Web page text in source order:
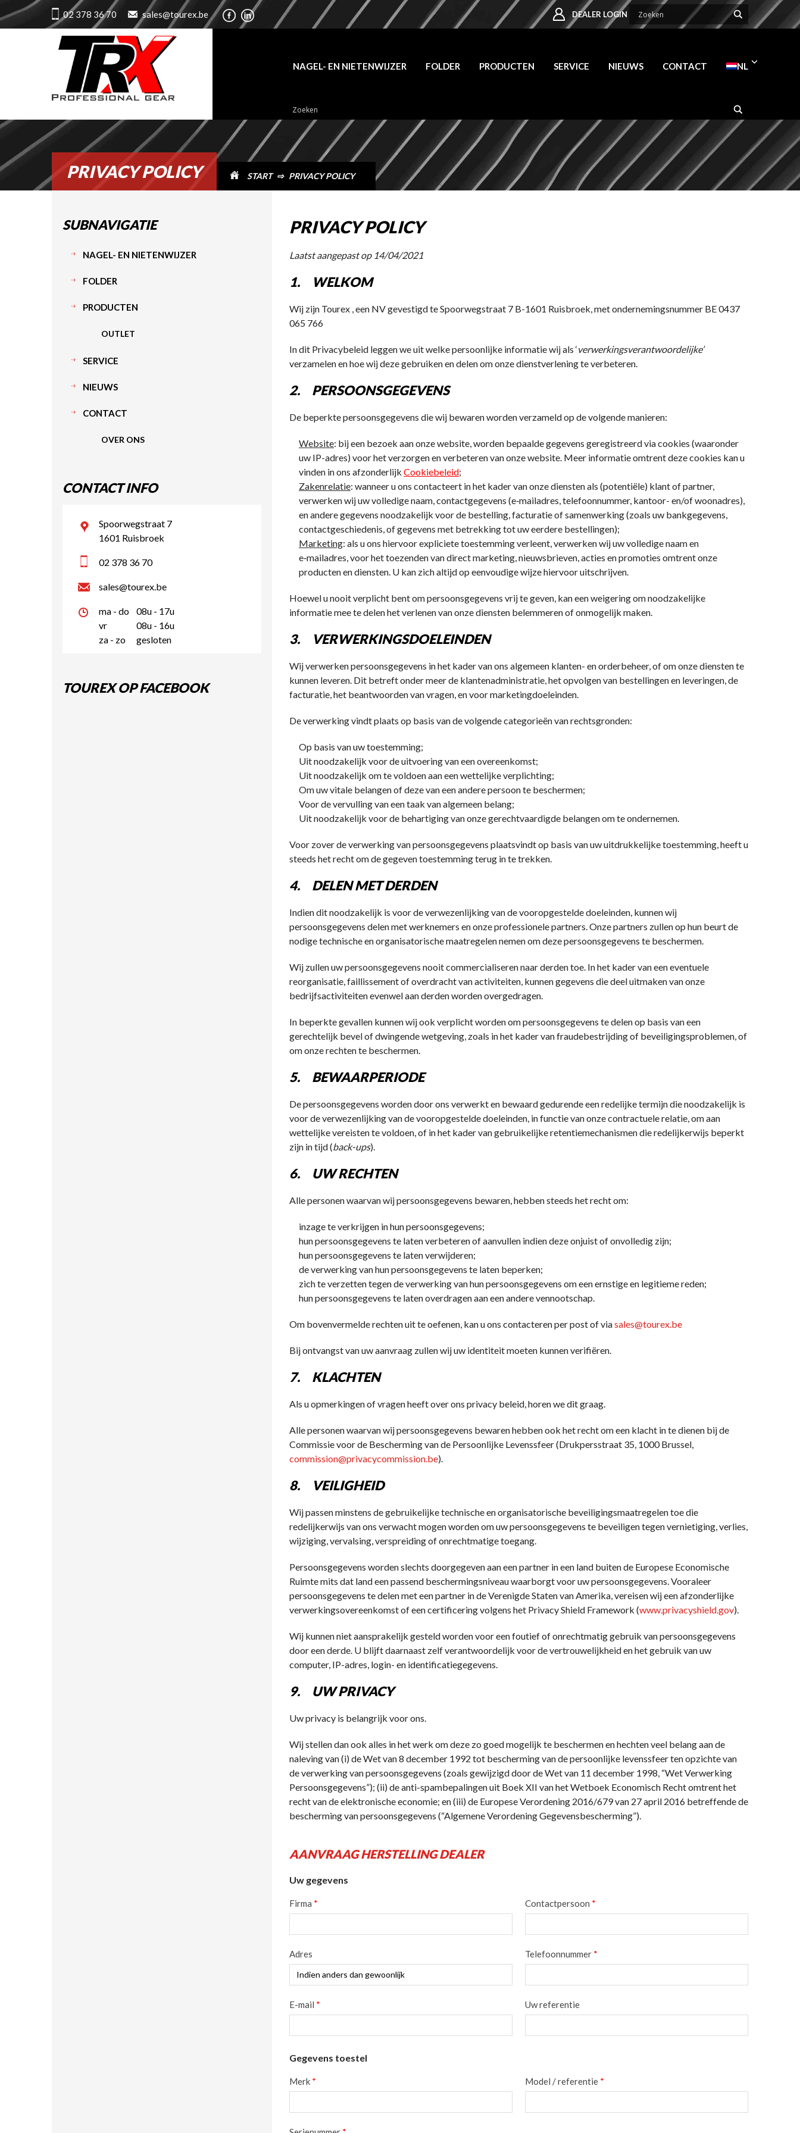
PRIVACY POLICY START ⇨ PRIVACY POLICY
02 378 36 70 sales@tourex.be DEALER LOGIN
NAGEL- EN NIETENWIJZER FOLDER PRODUCTEN SERVICE NIEUWS CONTACT NL
PRIVACY POLICY
Laatst aangepast op 14/04/2021
1. WELKOM
Wij zijn Tourex , een NV gevestigd teSpoorwegstraat 7 B-1601 Ruisbroek, met ondernemingsnummer BE 0437
065 766
In dit Privacybeleid leggen we uit welke persoonlijke informatie wij als ‘verwerkingsverantwoordelijke’
verzamelen en hoe wij deze gebruiken en delen om onze dienstverlening te verbeteren.
2. PERSOONSGEGEVENS
De beperkte persoonsgegevens die wij bewaren worden verzameld op de volgende manieren:
Website: bij een bezoek aan onze website, worden bepaalde gegevens geregistreerd via cookies (waaronder
uw IP-adres) voor het verzorgen en verbeteren van onze website. Meer informatie omtrent deze cookies kan u
vinden in ons afzonderlijk Cookiebeleid;
Zakenrelatie: wanneer u ons contacteert in het kader van onze diensten als (potentiële) klant of partner,
verwerken wij uw volledige naam, contactgegevens (e‑mailadres, telefoonnummer, kantoor- en/of woonadres),
en andere gegevens noodzakelijk voor de bestelling, facturatie of samenwerking (zoals uw bankgegevens,
contactgeschiedenis, of gegevens met betrekking tot uw eerdere bestellingen);
Marketing: als u ons hiervoor expliciete toestemming verleent, verwerken wij uw volledige naam en
e‑mailadres, voor het toezenden van direct marketing, nieuwsbrieven, acties en promoties omtrent onze
producten en diensten. U kan zich altijd op eenvoudige wijze hiervoor uitschrijven.
Hoewel u nooit verplicht bent om persoonsgegevens vrij te geven, kan een weigering om noodzakelijke
informatie mee te delen het verlenen van onze diensten belemmeren of onmogelijk maken.
3. VERWERKINGSDOELEINDEN
Wij verwerken persoonsgegevens in het kader van ons algemeen klanten- en orderbeheer, of om onze diensten te
kunnen leveren. Dit betreft onder meer de klantenadministratie, het opvolgen van bestellingen en leveringen, de
facturatie, het beantwoorden van vragen, en voor marketingdoeleinden.
De verwerking vindt plaats op basis van de volgende categorieën van rechtsgronden:
Op basis van uw toestemming;
Uit noodzakelijk voor de uitvoering van een overeenkomst;
Uit noodzakelijk om te voldoen aan een wettelijke verplichting;
Om uw vitale belangen of deze van een andere persoon te beschermen;
Voor de vervulling van een taak van algemeen belang;
Uit noodzakelijk voor de behartiging van onze gerechtvaardigde belangen om te ondernemen.
Voor zover de verwerking van persoonsgegevens plaatsvindt op basis van uw uitdrukkelijke toestemming, heeft u
steeds het recht om de gegeven toestemming terug in te trekken.
4. DELEN MET DERDEN
Indien dit noodzakelijk is voor de verwezenlijking van de vooropgestelde doeleinden, kunnen wij
persoonsgegevens delen met werknemers en onze professionele partners. Onze partners zullen op hun beurt de
nodige technische en organisatorische maatregelen nemen om deze persoonsgegevens te beschermen.
Wij zullen uw persoonsgegevens nooit commercialiseren naar derden toe. In het kader van een eventuele
reorganisatie, faillissement of overdracht van activiteiten, kunnen gegevens die deel uitmaken van onze
bedrijfsactiviteiten evenwel aan derden worden overgedragen.
In beperkte gevallen kunnen wij ook verplicht worden om persoonsgegevens te delen op basis van een
gerechtelijk bevel of dwingende wetgeving, zoals in het kader van fraudebestrijding of beveiligingsproblemen, of
om onze rechten te beschermen.
5. BEWAARPERIODE
De persoonsgegevens worden door ons verwerkt en bewaard gedurende een redelijke termijn die noodzakelijk is
voor de verwezenlijking van de vooropgestelde doeleinden, in functie van onze contractuele relatie, om aan
wettelijke vereisten te voldoen, of in het kader van gebruikelijke retentiemechanismen die redelijkerwijs beperkt
zijn in tijd (back-ups).
6. UW RECHTEN
Alle personen waarvan wij persoonsgegevens bewaren, hebben steeds het recht om:
inzage te verkrijgen in hun persoonsgegevens;
hun persoonsgegevens te laten verbeteren of aanvullen indien deze onjuist of onvolledig zijn;
hun persoonsgegevens te laten verwijderen;
de verwerking van hun persoonsgegevens te laten beperken;
zich te verzetten tegen de verwerking van hun persoonsgegevens om een ernstige en legitieme reden;
hun persoonsgegevens te laten overdragen aan een andere vennootschap.
Om bovenvermelde rechten uit te oefenen, kan u ons contacteren per post of viasales@tourex.be
Bij ontvangst van uw aanvraag zullen wij uw identiteit moeten kunnen verifiëren.
7. KLACHTEN
Als u opmerkingen of vragen heeft over ons privacy beleid, horen we dit graag.
Alle personen waarvan wij persoonsgegevens bewaren hebben ook het recht om een klacht in te dienen bij de
Commissie voor de Bescherming van de Persoonlijke Levenssfeer (Drukpersstraat 35, 1000 Brussel,
commission@privacycommission.be).
8. VEILIGHEID
Wij passen minstens de gebruikelijke technische en organisatorische beveiligingsmaatregelen toe die
redelijkerwijs van ons verwacht mogen worden om uw persoonsgegevens te beveiligen tegen vernietiging, verlies,
wijziging, vervalsing, verspreiding of onrechtmatige toegang.
Persoonsgegevens worden slechts doorgegeven aan een partner in een land buiten de Europese Economische
Ruimte mits dat land een passend beschermingsniveau waarborgt voor uw persoonsgegevens. Vooraleer
persoonsgegevens te delen met een partner in de Verenigde Staten van Amerika, vereisen wij een afzonderlijke
verwerkingsovereenkomst of een certificering volgens het Privacy Shield Framework (www.privacyshield.gov).
Wij kunnen niet aansprakelijk gesteld worden voor een foutief of onrechtmatig gebruik van persoonsgegevens
door een derde. U blijft daarnaast zelf verantwoordelijk voor de vertrouwelijkheid en het gebruik van uw
computer, IP-adres, login- en identificatiegegevens.
9. UW PRIVACY
Uw privacy is belangrijk voor ons.
Wij stellen dan ook alles in het werk om deze zo goed mogelijk te beschermen en hechten veel belang aan de
naleving van (i) de Wet van 8 december 1992 tot bescherming van de persoonlijke levenssfeer ten opzichte van
de verwerking van persoonsgegevens (zoals gewijzigd door de Wet van 11 december 1998, “Wet Verwerking
Persoonsgegevens”); (ii) de anti-spambepalingen uit Boek XII van het Wetboek Economisch Recht omtrent het
recht van de elektronische economie; en (iii) de Europese Verordening 2016/679 van 27 april 2016 betreffende de
bescherming van persoonsgegevens (“Algemene Verordening Gegevensbescherming”).
AANVRAAG HERSTELLING DEALER
Uw gegevens
Firma *
Adres
E-mail *
Contactpersoon *
Telefoonnummer *
Uw referentie
Gegevens toestel
Merk * Model / referentie *
SUBNAVIGATIE
NAGEL- EN NIETENWIJZER
FOLDER
PRODUCTEN
OUTLET
SERVICE
NIEUWS
CONTACT
OVER ONS
CONTACT INFO
Spoorwegstraat 7
1601 Ruisbroek
02 378 36 70
sales@tourex.be
ma - do
08u - 17u
vr
08u - 16u
za - zo
gesloten
TOUREX OP FACEBOOK